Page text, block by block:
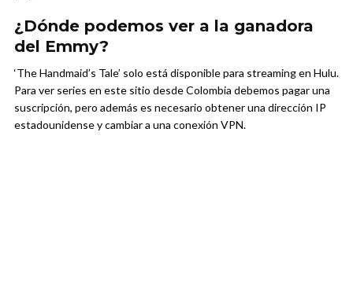
¿Dónde podemos ver a la ganadora
del Emmy?
‘The Handmaid’s Tale’ solo está disponible para streaming en Hulu.
Para ver series en este sitio desde Colombia debemos pagar una
suscripción, pero además es necesario obtener una dirección IP
estadounidense y cambiar a una conexión VPN.